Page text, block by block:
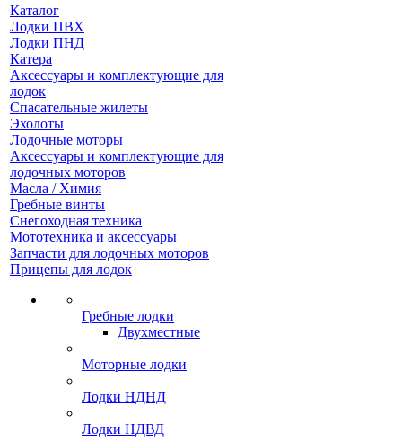
Каталог
Лодки ПВХ
Лодки ПНД
Катера
Аксессуары и комплектующие для
лодок
Спасательные жилеты
Эхолоты
Лодочные моторы
Аксессуары и комплектующие для
лодочных моторов
Масла / Химия
Гребные винты
Снегоходная техника
Мототехника и аксессуары
Запчасти для лодочных моторов
Прицепы для лодок
Гребные лодки
Двухместные
Моторные лодки
Лодки НДНД
Лодки НДВД